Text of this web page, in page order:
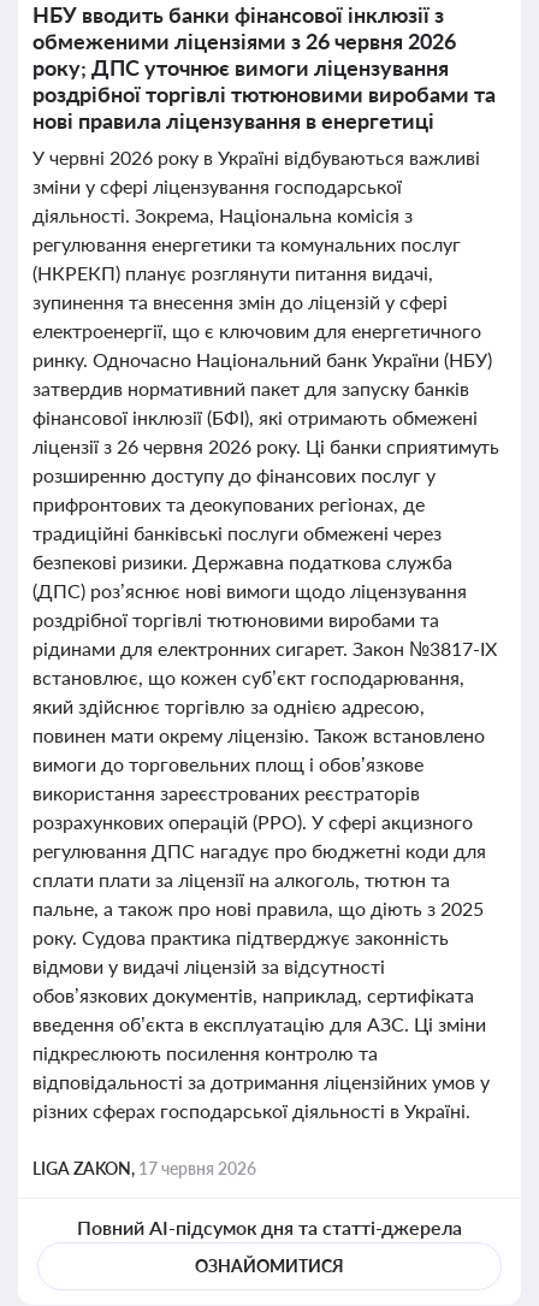
НБУ вводить банки фінансової інклюзії з
обмеженими ліцензіями з 26 червня 2026
року; ДПС уточнює вимоги ліцензування
роздрібної торгівлі тютюновими виробами та
нові правила ліцензування в енергетиці
У червні 2026 року в Україні відбуваються важливі
зміни у сфері ліцензування господарської
діяльності. Зокрема, Національна комісія з
регулювання енергетики та комунальних послуг
(НКРЕКП) планує розглянути питання видачі,
зупинення та внесення змін до ліцензій у сфері
електроенергії, що є ключовим для енергетичного
ринку. Одночасно Національний банк України (НБУ)
затвердив нормативний пакет для запуску банків
фінансової інклюзії (БФІ), які отримають обмежені
ліцензії з 26 червня 2026 року. Ці банки сприятимуть
розширенню доступу до фінансових послуг у
прифронтових та деокупованих регіонах, де
традиційні банківські послуги обмежені через
безпекові ризики. Державна податкова служба
(ДПС) роз’яснює нові вимоги щодо ліцензування
роздрібної торгівлі тютюновими виробами та
рідинами для електронних сигарет. Закон №3817-ІХ
встановлює, що кожен суб’єкт господарювання,
який здійснює торгівлю за однією адресою,
повинен мати окрему ліцензію. Також встановлено
вимоги до торговельних площ і обов’язкове
використання зареєстрованих реєстраторів
розрахункових операцій (РРО). У сфері акцизного
регулювання ДПС нагадує про бюджетні коди для
сплати плати за ліцензії на алкоголь, тютюн та
пальне, а також про нові правила, що діють з 2025
року. Судова практика підтверджує законність
відмови у видачі ліцензій за відсутності
обов’язкових документів, наприклад, сертифіката
введення об’єкта в експлуатацію для АЗС. Ці зміни
підкреслюють посилення контролю та
відповідальності за дотримання ліцензійних умов у
різних сферах господарської діяльності в Україні.
LIGA ZAKON, 17 червня 2026
Повний AI-підсумок дня та статті-джерела
ОЗНАЙОМИТИСЯ